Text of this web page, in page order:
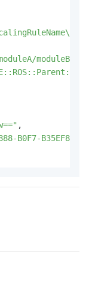
moduleB"
,
B0F7-